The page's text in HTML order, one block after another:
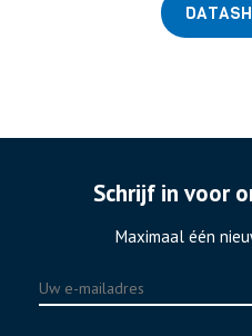
Schrijf in voor
Maximaal één